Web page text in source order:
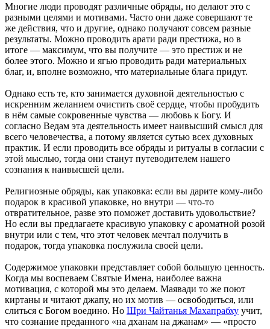
Многие люди проводят различные обряды, но делают это с
разными целями и мотивами. Часто они даже совершают те
же действия, что и другие, однако получают совсем разные
результаты. Можно проводить арати ради престижа, но в
итоге — максимум, что вы получите — это престиж и не
более этого. Можно и ягью проводить ради материальных
благ, и, вполне возможно, что материальные блага придут.
Однако есть те, кто занимается духовной деятельностью с
искренним желанием очистить своё сердце, чтобы пробудить
в нём самые сокровенные чувства — любовь к Богу. И
согласно Ведам эта деятельность имеет наивысший смысл для
всего человечества, а потому является сутью всех духовных
практик. И если проводить все обряды и ритуалы в согласии с
этой мыслью, тогда они станут путеводителем нашего
сознания к наивысшей цели.
Религиозные обряды, как упаковка: если вы дарите кому-либо
подарок в красивой упаковке, но внутри — что-то
отвратительное, разве это поможет доставить удовольствие?
Но если вы предлагаете красивую упаковку с ароматной розой
внутри или с тем, что этот человек мечтал получить в
подарок, тогда упаковка послужила своей цели.
Содержимое упаковки представляет собой большую ценность.
Когда мы воспеваем Святые Имена, наиболее важна
мотивация, с которой мы это делаем. Маявади то же поют
киртаны и читают джапу, но их мотив — освободиться, или
слиться с Богом воедино. Но Шри Чайтанья Махапрабху учит,
что сознание преданного «на дханам на джанам» — «просто